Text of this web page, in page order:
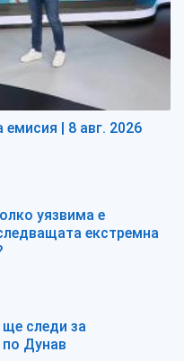
| 8 авг. 2026
уязвима е
екстремна
следи за
Дунав